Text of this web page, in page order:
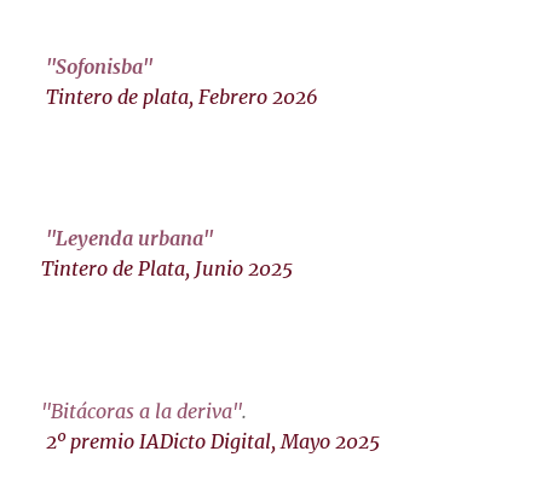
"Sofonisba"
Tintero de plata, Febrero 2026
"Leyenda urbana"
Tintero de Plata, Junio 2025
"Bitácoras a la deriva".
2º premio IADicto Digital, Mayo 2025